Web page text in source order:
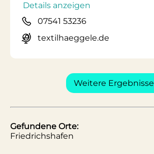
Details anzeigen
07541 53236
textilhaeggele.de
Weitere Ergebnisse
Gefundene Orte:
Friedrichshafen